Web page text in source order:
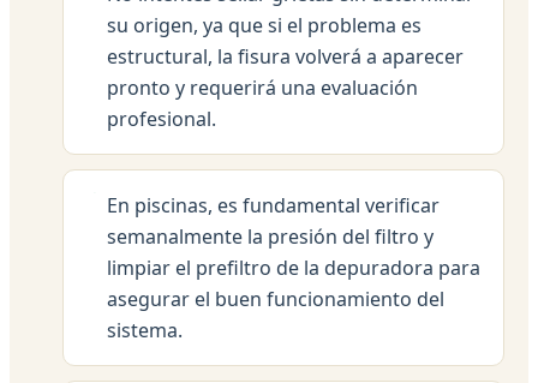
su origen, ya que si el problema es
estructural, la fisura volverá a aparecer
pronto y requerirá una evaluación
profesional.
En piscinas, es fundamental verificar
semanalmente la presión del filtro y
limpiar el prefiltro de la depuradora para
asegurar el buen funcionamiento del
sistema.